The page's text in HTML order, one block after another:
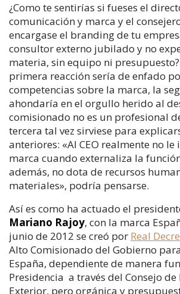
¿Como te sentirías si fueses el
comunicación y marca y el
encargase el branding de tu
consultor externo jubilado y no
materia, sin equipo ni
primera reacción sería de enfado
competencias sobre la marca, la
ahondaría en el orgullo herido al
comisionado no es un profesional
tercera tal vez sirviese para
anteriores: «Al CEO realmente no
marca cuando externaliza la
además, no dota de recursos
materiales», podría pensarse.
Así es como ha actuado el
Mariano Rajoy, con la marca
junio de 2012 se creó por Real
Alto Comisionado del Gobierno
España, dependiente de manera
Presidencia a través del Consejo de
Exterior, pero orgánica y